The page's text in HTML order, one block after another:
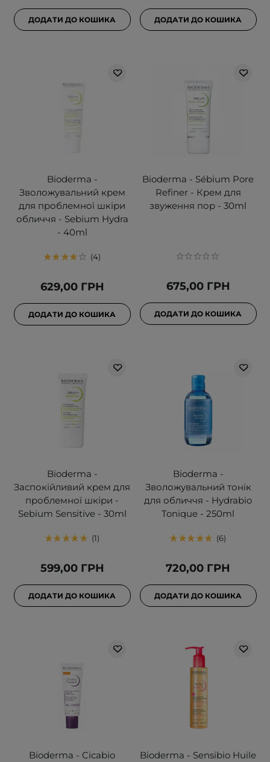
ДОДАТИ ДО КОШИКА ДОДАТИ ДО КОШИКА
Bioderma -
Зволожувальний крем
для проблемної шкіри
обличчя - Sebium Hydra
- 40ml
4
629,00 ГРН
ДОДАТИ ДО КОШИКА
Bioderma - Sébium Pore
Refiner - Крем для
звуження пор - 30ml
675,00 ГРН
ДОДАТИ ДО КОШИКА
Bioderma -
Заспокійливий крем для
проблемної шкіри -
Sebium Sensitive - 30ml
1
599,00 ГРН
ДОДАТИ ДО КОШИКА
Bioderma -
Зволожувальний тонік
для обличчя - Hydrabio
Tonique - 250ml
6
720,00 ГРН
ДОДАТИ ДО КОШИКА
Bioderma - Cicabio
Bioderma - Sensibio Huile